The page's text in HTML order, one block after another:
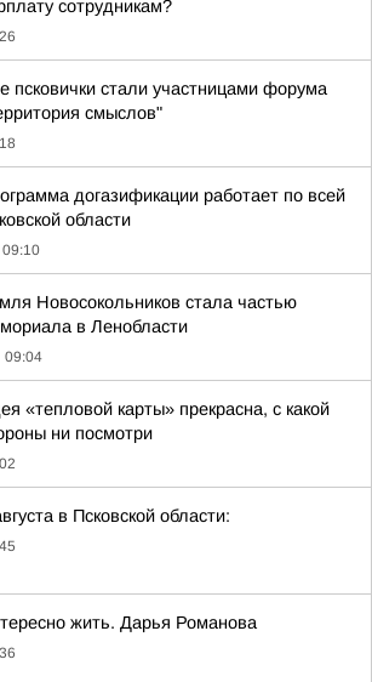
сотрудникам?
псковички стали участницами форума
смыслов"
догазификации работает по всей
области
09:10
Новосокольников стала частью
в Ленобласти
09:04
«тепловой карты» прекрасна, с какой
ни посмотри
в Псковской области:
жить. Дарья Романова